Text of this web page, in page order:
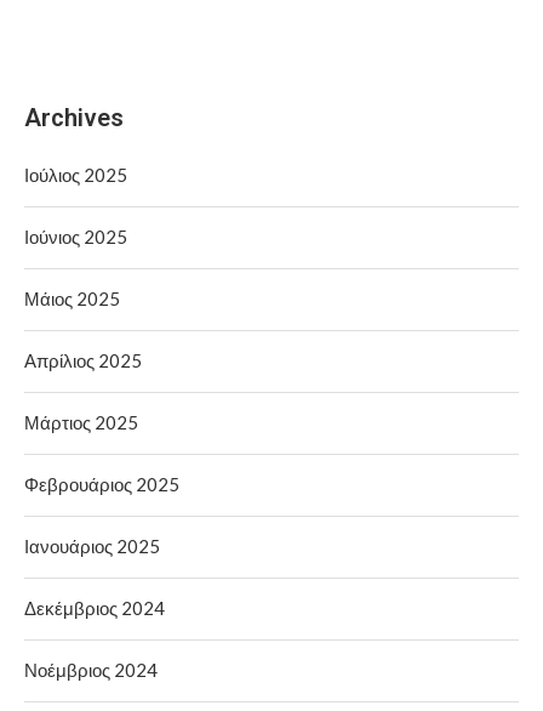
Archives
Ιούλιος 2025
Ιούνιος 2025
Μάιος 2025
Απρίλιος 2025
Μάρτιος 2025
Φεβρουάριος 2025
Ιανουάριος 2025
Δεκέμβριος 2024
Νοέμβριος 2024